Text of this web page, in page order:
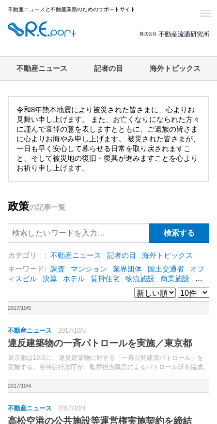
不動産ニュースと不動産業務のためのサポートサイト
不動産ニュース 記者の目 海外トピックス
令和8年熊本地震により被災された皆さまに、心よりお
見舞い申し上げます。 また、お亡くなりになられた方々
に謹んで哀悼の意を表しますとともに、ご遺族の皆さま
に心よりお悔やみ申し上げます。 被災された皆さまが、
一日も早く安心して暮らせる日常を取り戻されますこ
と、そして被災地の復旧・復興が進みますことを心より
お祈り申し上げます。
政策の記事一覧
カテゴリ : 不動産ニュース 記者の目
海外トピックス
キーワード: 調査 マンション 業界団体 国土交通省
オフ
ィスビル
決算 ホテル 賃貸住宅 物流施設 商業施設
海
東急不動産 賃料
ア
野村不動産 ZEH [+]
2017/10/5
不動産ニュース 2017/10/5
違反建築物の一斉パトロールを実施／東京都
東京都は19日に、違反建築物に対する「一斉公開建築パトロール」を
実施する。各特定行政庁が、監察担当職員によるパトロール班を編成。
2017/10/4
不動産ニュース 2017/10/4
高松空港の公共施設等運営権実施契約を締結